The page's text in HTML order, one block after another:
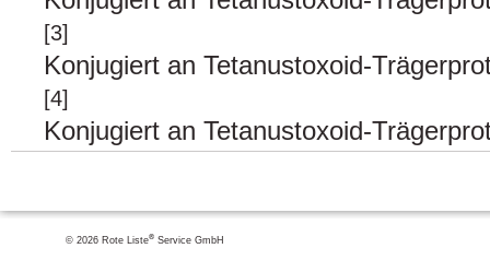
[3]
Konjugiert an Tetanustoxoid-
[4]
Konjugiert an Tetanustoxoid-
© 2026 Rote Liste® Service GmbH